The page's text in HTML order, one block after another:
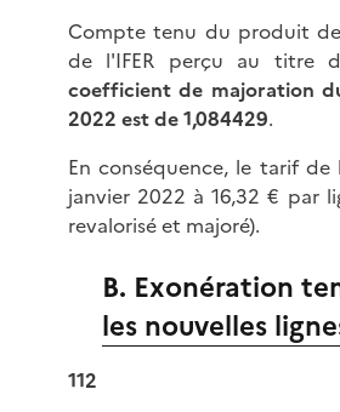
Compte tenu du produit
de l'IFER perçu au titre
coefficient de majoration
2022 est de 1,084429.
En conséquence, le tarif de
janvier 2022 à 16,32 € par
revalorisé et majoré).
B. Exonération
les nouvelles
112